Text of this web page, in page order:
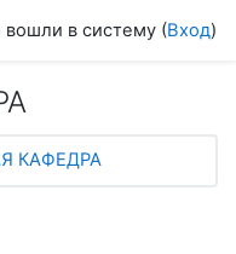
в систему (Вход)
КАФЕДРА